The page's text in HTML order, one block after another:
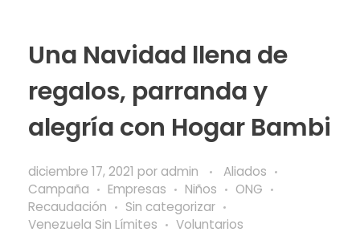
Una Navidad llena de
regalos, parranda y
alegría con Hogar Bambi
diciembre 17, 2021 por admin
Aliados
Campaña
Empresas Niños
ONG
Recaudación
Sin categorizar
Venezuela Sin Límites
Voluntarios